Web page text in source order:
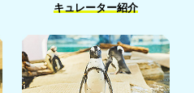
キュレーター紹介